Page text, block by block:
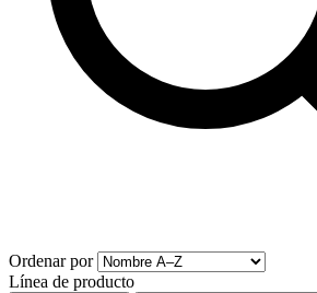
Ordenar por
Línea de producto